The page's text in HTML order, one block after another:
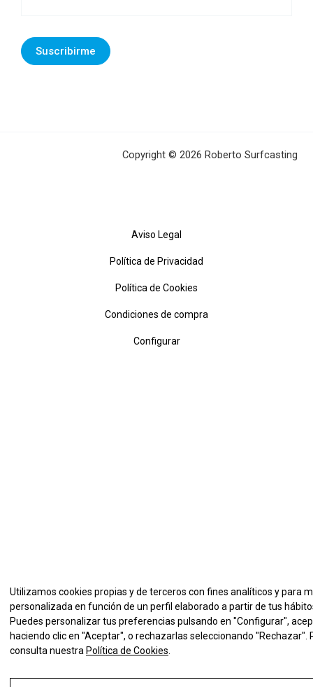
Suscribirme
Copyright © 2026 Roberto Surfcasting
Utilizamos cookies propias y de terceros con fines analíticos y para
personalizada en función de un perfil elaborado a partir de tus
Puedes personalizar tus preferencias pulsando en "Configurar",
haciendo clic en "Aceptar", o rechazarlas seleccionando
consulta nuestra Política de Cookies
Aviso Legal
Política de Privacidad
Política de Cookies
Condiciones de compra
Configurar